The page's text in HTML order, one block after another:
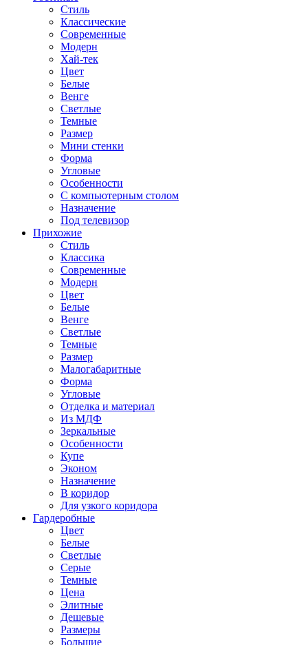
Стиль
Классические
Современные
Модерн
Хай-тек
Цвет
Белые
Венге
Светлые
Темные
Размер
Мини стенки
Форма
Угловые
Особенности
С компьютерным столом
Назначение
Под телевизор
Прихожие
Стиль
Классика
Современные
Модерн
Цвет
Белые
Венге
Светлые
Темные
Размер
Малогабаритные
Форма
Угловые
Отделка и материал
Из МДФ
Зеркальные
Особенности
Купе
Эконом
Назначение
В коридор
Для узкого коридора
Гардеробные
Цвет
Белые
Светлые
Серые
Темные
Цена
Элитные
Дешевые
Размеры
Большие